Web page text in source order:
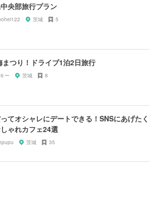
央部旅行プラン
茨城 5
まつり！ドライブ1泊2日旅行
ー 茨城 8
てオシャレにデートできる！SNSにあげたく
ゃれカフェ24選
茨城 35